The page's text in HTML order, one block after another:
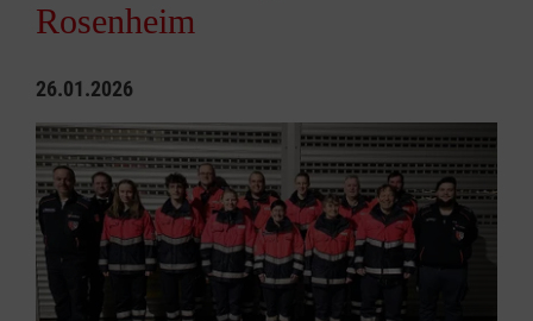
Rosenheim
26.01.2026